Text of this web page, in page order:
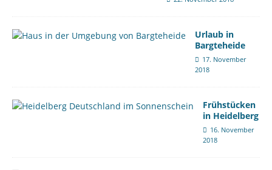
Urlaub in
Bargteheide
17. November
2018
Frühstücken
in Heidelberg
16. November
2018